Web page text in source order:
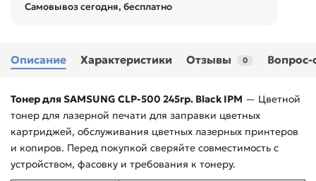
Самовывоз сегодня, бесплатно
Описание Характеристики Отзывы 0 Вопрос-
Тонер для SAMSUNG CLP-500 245гр. Black IPM — Цветной
тонер для лазерной печати для заправки цветных
картриджей, обслуживания цветных лазерных принтеров
и копиров. Перед покупкой сверяйте совместимость с
устройством, фасовку и требования к тонеру.